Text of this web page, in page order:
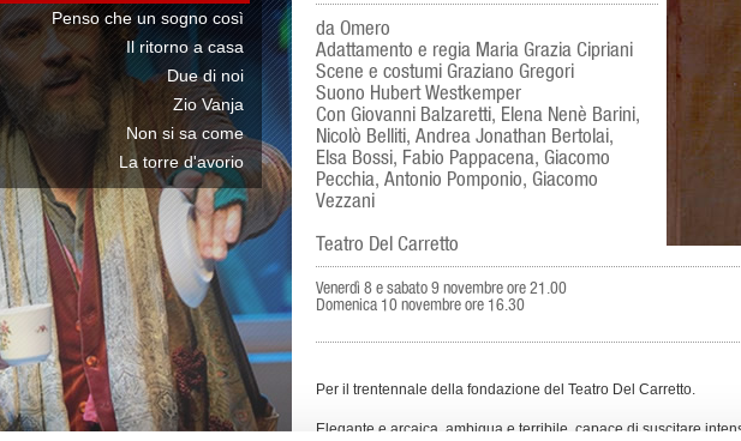
Penso che un sogno così
Il ritorno a casa
Due di noi
Zio Vanja
Non si sa come
La torre d'avorio
da Omero
Adattamento e regia Maria Grazia Cipriani
Scene e costumi Graziano Gregori
Suono Hubert Westkemper
Con Giovanni Balzaretti, Elena Nenè Barini,
Nicolò Belliti, Andrea Jonathan Bertolai,
Elsa Bossi, Fabio Pappacena, Giacomo
Pecchia, Antonio Pomponio, Giacomo
Vezzani
Teatro Del Carretto
Venerdì 8 e sabato 9 novembre ore 21.00
Domenica 10 novembre ore 16.30
Per il trentennale della fondazione del Teatro Del Carretto.
Elegante e arcaica, ambigua e terribile, capace di suscitare